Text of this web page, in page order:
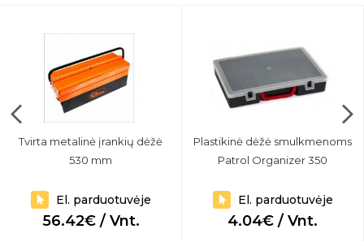
Tvirta metalinė įrankių dėžė
530 mm
El. parduotuvėje
56.42€ / Vnt.
Plastikinė dėžė smulkmenoms
Patrol Organizer 350
El. parduotuvėje
4.04€ / Vnt.